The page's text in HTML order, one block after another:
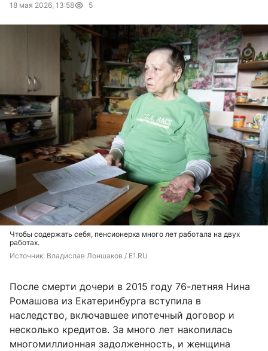
18 мая 2026, 13:58 5
Чтобы содержать себя, пенсионерка много лет работала на двух
работах.
Источник: Владислав Лоншаков / E1.RU
После смерти дочери в 2015 году 76-летняя Нина
Ромашова из Екатеринбурга вступила в
наследство, включавшее ипотечный договор и
несколько кредитов. За много лет накопилась
многомиллионная задолженность, и женщина